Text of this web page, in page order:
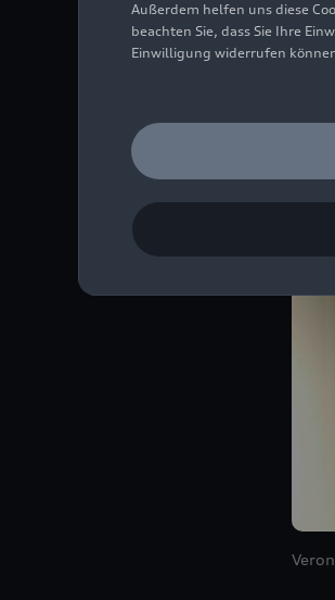
Außerdem helfen uns diese
beachten Sie, dass Sie Ihre
Einwilligung widerrufen